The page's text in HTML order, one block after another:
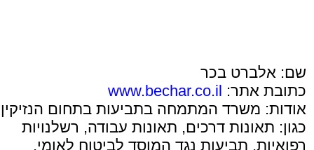
שם: אלברט בכר
כתובת אתר: www.bechar.co.il
אודות: משרד המתמחה בתביעות בתחום הנזיקין
כגון: תאונות דרכים, תאונות עבודה, רשלנויות
רפואיות, תביעות נגד המוסד לביטוח לאומי,